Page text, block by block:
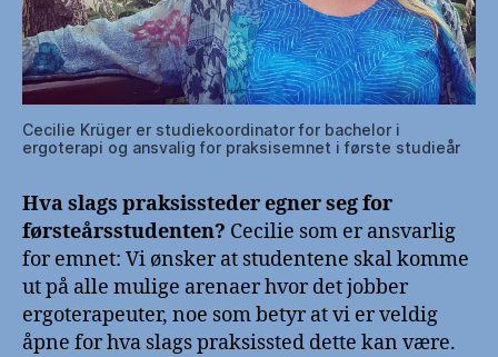
Cecilie Krüger er studiekoordinator for bachelor i
ergoterapi og ansvalig for praksisemnet i første studieår
Hva slags praksissteder egner seg for
førsteårsstudenten? Cecilie som er ansvarlig
for emnet: Vi ønsker at studentene skal komme
ut på alle mulige arenaer hvor det jobber
ergoterapeuter, noe som betyr at vi er veldig
åpne for hva slags praksissted dette kan være.